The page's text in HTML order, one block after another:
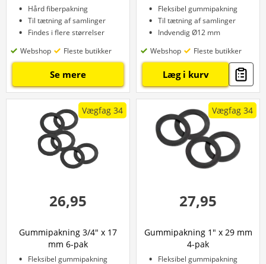
Hård fiberpakning
Til tætning af samlinger
Findes i flere størrelser
Webshop
Fleste butikker
Se mere
Fleksibel gummipakning
Til tætning af samlinger
Indvendig Ø12 mm
Webshop
Fleste butikker
Læg i kurv
Vægfag 34
26,95
Gummipakning 3/4" x 17
mm 6-pak
Fleksibel gummipakning
Vægfag 34
27,95
Gummipakning 1" x 29 mm
4-pak
Fleksibel gummipakning